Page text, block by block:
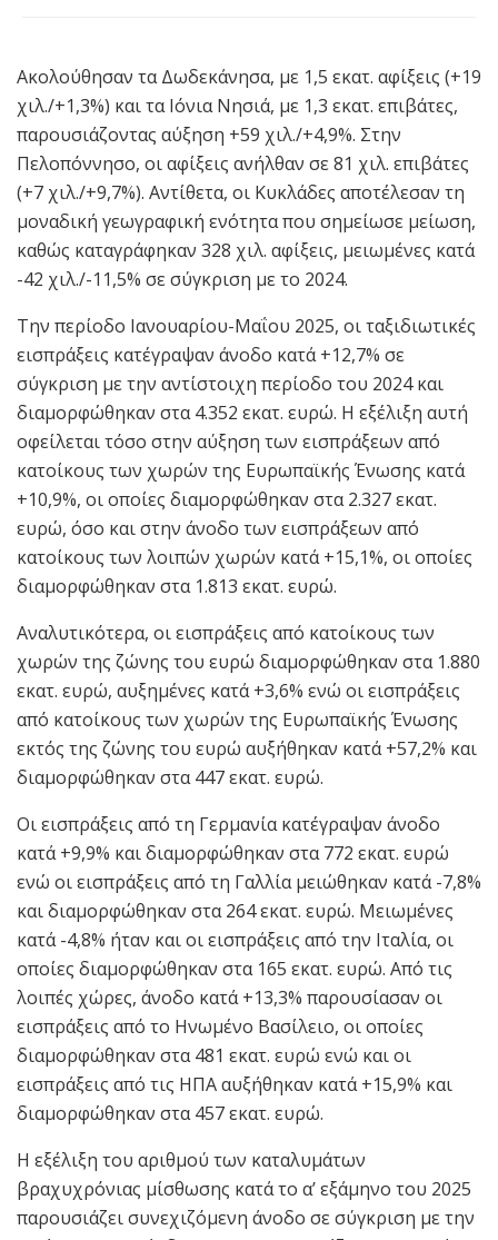
Ακολούθησαν τα Δωδεκάνησα, με 1,5 εκατ. αφίξεις (+19
χιλ./+1,3%) και τα Ιόνια Νησιά, με 1,3 εκατ. επιβάτες,
παρουσιάζοντας αύξηση +59 χιλ./+4,9%. Στην
Πελοπόννησο, οι αφίξεις ανήλθαν σε 81 χιλ. επιβάτες
(+7 χιλ./+9,7%). Αντίθετα, οι Κυκλάδες αποτέλεσαν τη
μοναδική γεωγραφική ενότητα που σημείωσε μείωση,
καθώς καταγράφηκαν 328 χιλ. αφίξεις, μειωμένες κατά
-42 χιλ./-11,5% σε σύγκριση με το 2024.
Την περίοδο Ιανουαρίου-Μαΐου 2025, οι ταξιδιωτικές
εισπράξεις κατέγραψαν άνοδο κατά +12,7% σε
σύγκριση με την αντίστοιχη περίοδο του 2024 και
διαμορφώθηκαν στα 4.352 εκατ. ευρώ. Η εξέλιξη αυτή
οφείλεται τόσο στην αύξηση των εισπράξεων από
κατοίκους των χωρών της Ευρωπαϊκής Ένωσης κατά
+10,9%, οι οποίες διαμορφώθηκαν στα 2.327 εκατ.
ευρώ, όσο και στην άνοδο των εισπράξεων από
κατοίκους των λοιπών χωρών κατά +15,1%, οι οποίες
διαμορφώθηκαν στα 1.813 εκατ. ευρώ.
Αναλυτικότερα, οι εισπράξεις από κατοίκους των
χωρών της ζώνης του ευρώ διαμορφώθηκαν στα 1.880
εκατ. ευρώ, αυξημένες κατά +3,6% ενώ οι εισπράξεις
από κατοίκους των χωρών της Ευρωπαϊκής Ένωσης
εκτός της ζώνης του ευρώ αυξήθηκαν κατά +57,2% και
διαμορφώθηκαν στα 447 εκατ. ευρώ.
Oι εισπράξεις από τη Γερμανία κατέγραψαν άνοδο
κατά +9,9% και διαμορφώθηκαν στα 772 εκατ. ευρώ
ενώ οι εισπράξεις από τη Γαλλία μειώθηκαν κατά -7,8%
και διαμορφώθηκαν στα 264 εκατ. ευρώ. Μειωμένες
κατά -4,8% ήταν και οι εισπράξεις από την Ιταλία, οι
οποίες διαμορφώθηκαν στα 165 εκατ. ευρώ. Από τις
λοιπές χώρες, άνοδο κατά +13,3% παρουσίασαν οι
εισπράξεις από το Ηνωμένο Βασίλειο, οι οποίες
διαμορφώθηκαν στα 481 εκατ. ευρώ ενώ και οι
εισπράξεις από τις ΗΠΑ αυξήθηκαν κατά +15,9% και
διαμορφώθηκαν στα 457 εκατ. ευρώ.
Η εξέλιξη του αριθμού των καταλυμάτων
βραχυχρόνιας μίσθωσης κατά το α’ εξάμηνο του 2025
παρουσιάζει συνεχιζόμενη άνοδο σε σύγκριση με την